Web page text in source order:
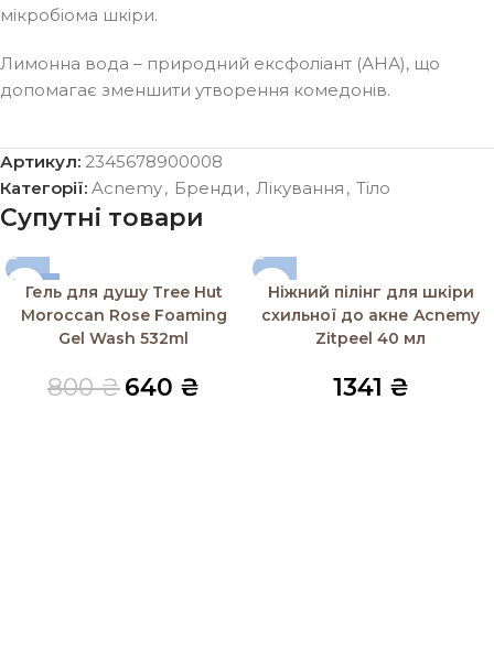
мікробіома шкіри.
Лимонна вода – природний ексфоліант (АНА), що
допомагає зменшити утворення комедонів.
Артикул: 2345678900008
Категорії: Acnemy, Бренди , Лікування , Тіло
Супутні товари
-20%
Гель для душу Tree Hut
Moroccan Rose Foaming
Gel Wash 532ml
800₴640 ₴
Ніжний пілінг для шкіри
схильної до акне Acnemy
Zitpeel 40 мл
1341 ₴